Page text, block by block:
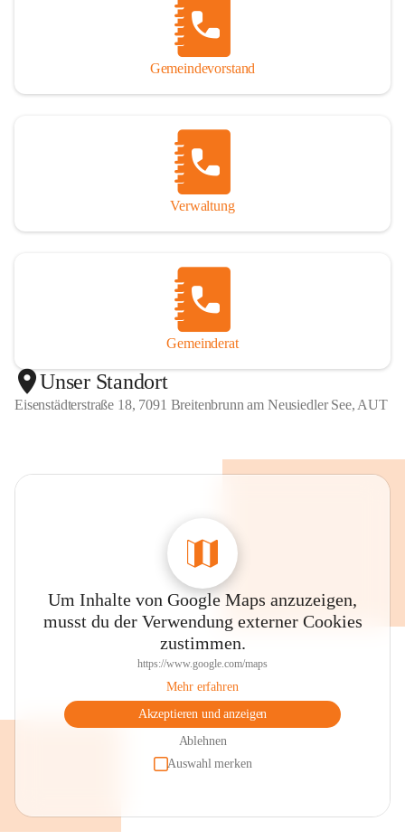
Gemeindevorstand
Verwaltung
Gemeinderat
Unser Standort
Eisenstädterstraße 18, 7091 Breitenbrunn am Neusiedler See, AUT
Um Inhalte von Google Maps anzuzeigen,
musst du der Verwendung externer Cookies
zustimmen.
https://www.google.com/maps
Mehr erfahren
Akzeptieren und anzeigen
Ablehnen
Auswahl merken